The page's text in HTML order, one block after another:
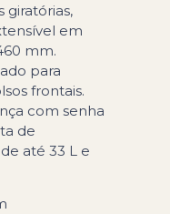
giratórias,
em
mm.
para
frontais.
com senha
de
até 33 L e